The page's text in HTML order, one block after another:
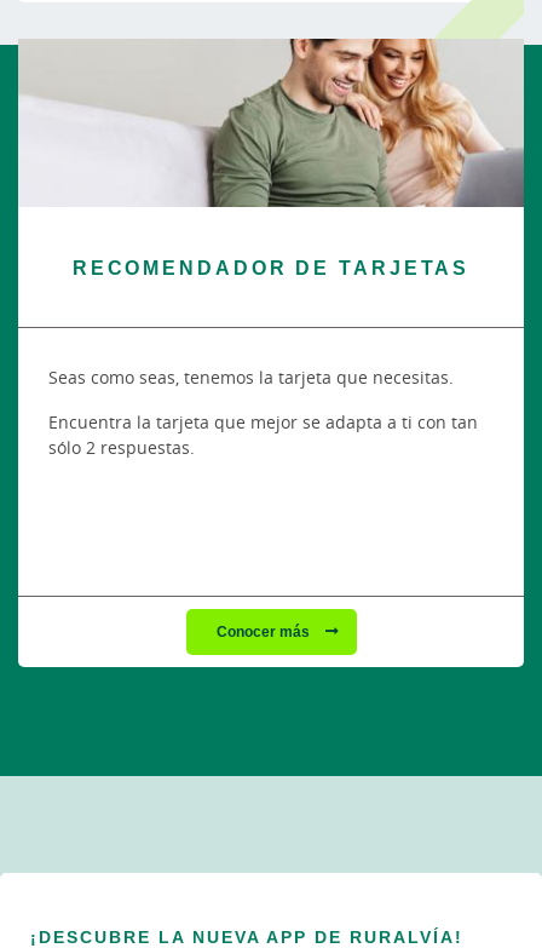
RECOMENDADOR DE TARJETAS
Seas como seas, tenemos la tarjeta que necesitas.
Encuentra la tarjeta que mejor se adapta a ti con tan
sólo 2 respuestas.
Conocer más
¡DESCUBRE LA NUEVA APP DE RURALVÍA!